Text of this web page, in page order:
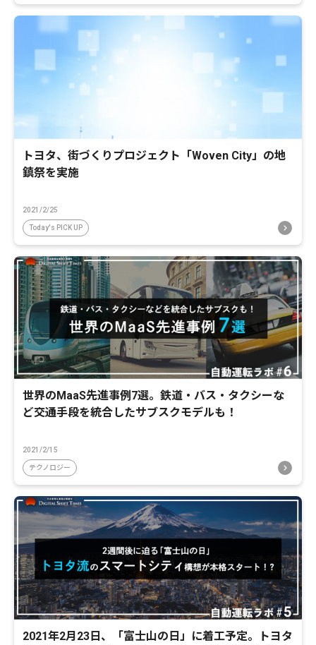
トヨタ、街づくりプロジェクト「Woven City」の地
鎮祭を実施
2021/2/25
Today's PICK UP
世界のMaaS先進事例7選。鉄道・バス・タクシーな
ど交通手段を統合したサブスクモデルも！
2021/2/15
テクノロジー
2021年2月23日、「富士山の日」に着工予定。トヨタ